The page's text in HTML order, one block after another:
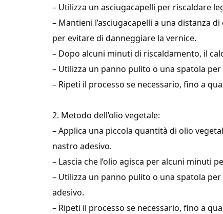
– Utilizza un asciugacapelli per riscaldare
– Mantieni l’asciugacapelli a una distanza
per evitare di danneggiare la vernice.
– Dopo alcuni minuti di riscaldamento, il
– Utilizza un panno pulito o una spatola
– Ripeti il processo se necessario, fino a
2. Metodo dell’olio vegetale:
– Applica una piccola quantità di olio
nastro adesivo.
– Lascia che l’olio agisca per alcuni minuti
– Utilizza un panno pulito o una spatola
adesivo.
– Ripeti il processo se necessario, fino a